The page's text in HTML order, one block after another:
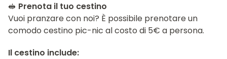
​🥪 Prenota il tuo cestino
​Vuoi pranzare con noi? È possibile prenotare un
comodo cestino pic-nic al costo di 5€ a persona.
Il cestino include: